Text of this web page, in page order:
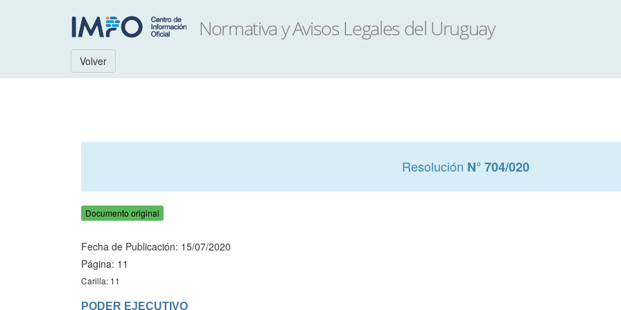
Volver
Resolución N° 704/020
Documento original
Fecha de Publicación: 15/07/2020
Página: 11
Carilla: 11
PODER EJECUTIVO